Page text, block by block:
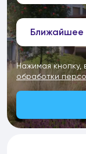
Ближайшее
Нажимая
обработки